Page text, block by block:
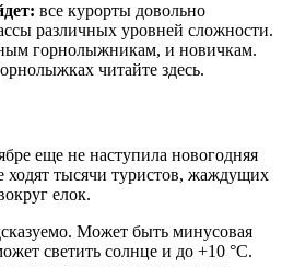
все курорты довольно
различных уровней сложности.
горнолыжникам, и новичкам.
читайте здесь.
еще не наступила новогодняя
ходят тысячи туристов, жаждущих
елок.
Может быть минусовая
светить солнце и до +10 °С.